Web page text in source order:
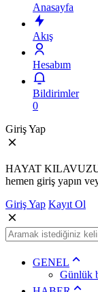
Anasayfa
Akış
Hesabım
Bildirimler
0
Giriş Yap
HAYAT
hemen giriş yapın
Giriş Yap Kayıt Ol
GENEL
Günlük